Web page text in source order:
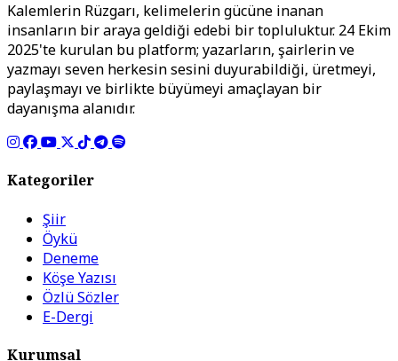
Kalemlerin Rüzgarı, kelimelerin gücüne inanan
insanların bir araya geldiği edebi bir topluluktur. 24 Ekim
2025'te kurulan bu platform; yazarların, şairlerin ve
yazmayı seven herkesin sesini duyurabildiği, üretmeyi,
paylaşmayı ve birlikte büyümeyi amaçlayan bir
dayanışma alanıdır.
Kategoriler
Şiir
Öykü
Deneme
Köşe Yazısı
Özlü Sözler
E-Dergi
Kurumsal